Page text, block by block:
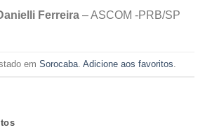
Ferreira – ASCOM -PRB/SP
em Sorocaba Adicione aos favoritos